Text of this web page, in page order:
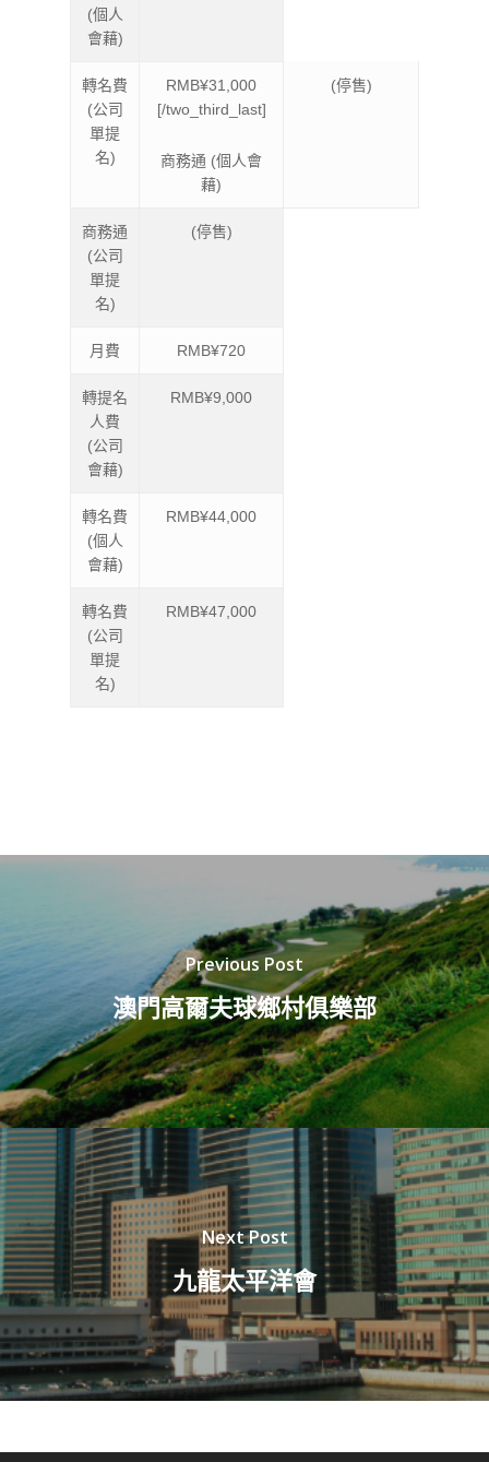
(個人
會藉)
轉名費
(公司
單提
名)
RMB¥31,000
[/two_third_last]
商務通 (個人會
藉)
(停售)
商務通
(公司
單提
名)
(停售)
月費 RMB¥720
轉提名
人費
(公司
會藉)
RMB¥9,000
轉名費
(個人
會藉)
RMB¥44,000
轉名費
(公司
單提
名)
RMB¥47,000
Previous Post
澳門高爾夫球鄉村俱樂部
Next Post
九龍太平洋會